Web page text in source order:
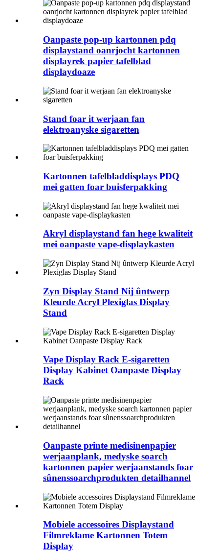
Oanpaste pop-up kartonnen pdq
displaystand oanrjocht kartonnen
displayrek papier tafelblad
displaydoaze
Stand foar it werjaan fan
elektroanyske sigaretten
Kartonnen tafelbladdisplays PDQ
mei gatten foar buisferpakking
Akryl displaystand fan hege kwaliteit
mei oanpaste vape-displaykasten
Zyn Display Stand Nij ûntwerp
Kleurde Acryl Plexiglas Display
Stand
Vape Display Rack E-sigaretten
Display Kabinet Oanpaste Display
Rack
Oanpaste printe medisinenpapier
werjaanplank, medyske soarch
kartonnen papier werjaanstands foar
sûnenssoarchprodukten detailhannel
Mobiele accessoires Displaystand
Filmreklame Kartonnen Totem
Display